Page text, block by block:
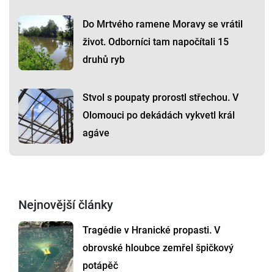
Do Mrtvého ramene Moravy se vrátil
život. Odborníci tam napočítali 15
druhů ryb
Stvol s poupaty prorostl střechou. V
Olomouci po dekádách vykvetl král
agáve
Nejnovější články
Tragédie v Hranické propasti. V
obrovské hloubce zemřel špičkový
potápěč